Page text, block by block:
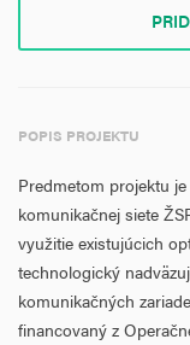
POPIS PROJEKTU
Predmetom projektu
komunikačnej siete
využitie existujúcich
technologický
komunikačných
financovaný z